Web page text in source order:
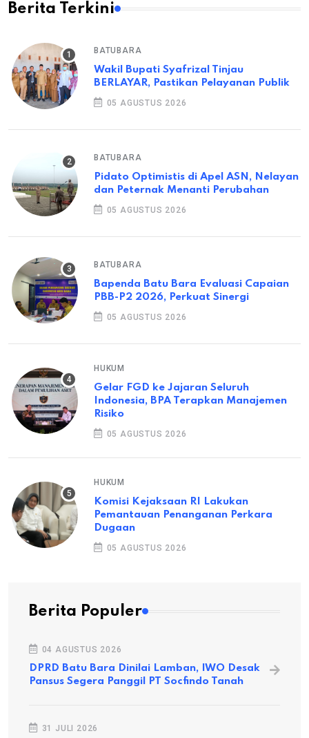
Berita Terkini
BATUBARA
Wakil Bupati Syafrizal Tinjau
BERLAYAR, Pastikan Pelayanan Publik
05 AGUSTUS 2026
BATUBARA
Pidato Optimistis di Apel ASN, Nelayan
dan Peternak Menanti Perubahan
05 AGUSTUS 2026
BATUBARA
Bapenda Batu Bara Evaluasi Capaian
PBB-P2 2026, Perkuat Sinergi
05 AGUSTUS 2026
HUKUM
Gelar FGD ke Jajaran Seluruh
Indonesia, BPA Terapkan Manajemen
Risiko
05 AGUSTUS 2026
HUKUM
Komisi Kejaksaan RI Lakukan
Pemantauan Penanganan Perkara
Dugaan
05 AGUSTUS 2026
Berita Populer
04 AGUSTUS 2026
DPRD Batu Bara Dinilai Lamban, IWO Desak
Pansus Segera Panggil PT Socfindo Tanah
31 JULI 2026